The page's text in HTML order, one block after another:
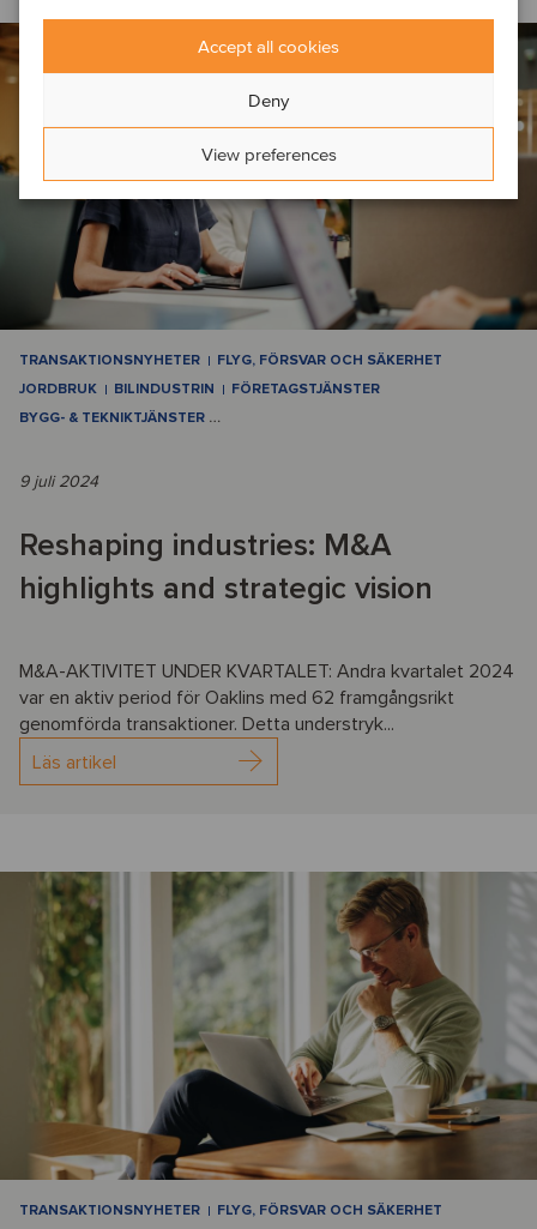
Accept all cookies
Deny
View preferences
TRANSAKTIONSNYHETER
FLYG, FÖRSVAR OCH SÄKERHET
JORDBRUK
BILINDUSTRIN
FÖRETAGSTJÄNSTER
BYGG- & TEKNIKTJÄNSTER …
9 juli 2024
Reshaping industries: M&A
highlights and strategic vision
M&A-AKTIVITET UNDER KVARTALET: Andra kvartalet 2024
var en aktiv period för Oaklins med 62 framgångsrikt
genomförda transaktioner. Detta understryk...
Läs artikel
TRANSAKTIONSNYHETER
FLYG, FÖRSVAR OCH SÄKERHET